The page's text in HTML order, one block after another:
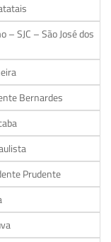
SJC – São José dos
Bernardes
Prudente